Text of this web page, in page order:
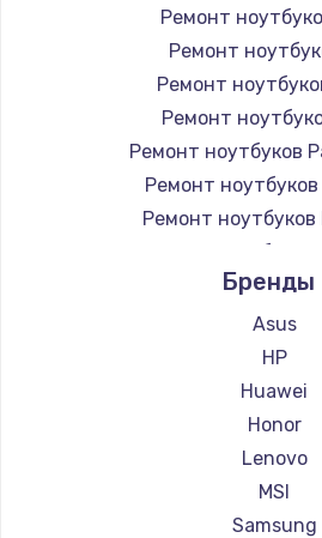
Ремонт
Ремонт
Ремонт
Ремонт
Ремонт ноутбуков
Ремонт
Ремонт
Ремонт ноутбуков
Ремонт ноутбуков
Ремонт ноутбуков
Ремонт
Ремонт ноутбуков
Ремонт
Ремонт
Ремонт
Ремонт
Бренды
Asus
HP
Huawei
Honor
Lenovo
MSI
Samsung